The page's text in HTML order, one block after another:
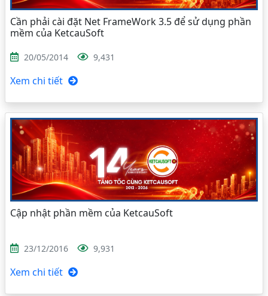
Cần phải cài đặt Net FrameWork 3.5 để sử dụng phần
mềm của KetcauSoft
20/05/2014 9,431
Xem chi tiết
Cập nhật phần mềm của KetcauSoft
23/12/2016 9,931
Xem chi tiết